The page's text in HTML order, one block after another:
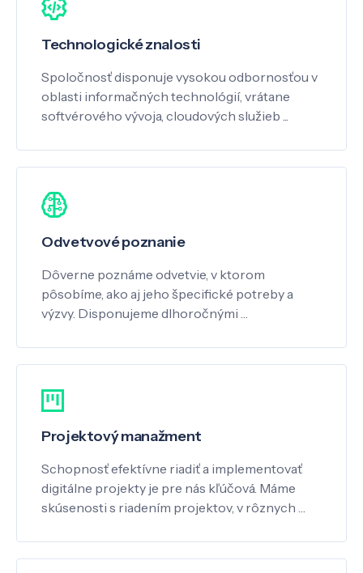
Technologické znalosti
Spoločnosť disponuje vysokou odbornosťou v
oblasti informačných technológií, vrátane
softvérového vývoja, cloudových služieb ...
Odvetvové poznanie
Dôverne poznáme odvetvie, v ktorom
pôsobíme, ako aj jeho špecifické potreby a
výzvy. Disponujeme dlhoročnými …
Projektový manažment
Schopnosť efektívne riadiť a implementovať
digitálne projekty je pre nás kľúčová. Máme
skúsenosti s riadením projektov, v rôznych …